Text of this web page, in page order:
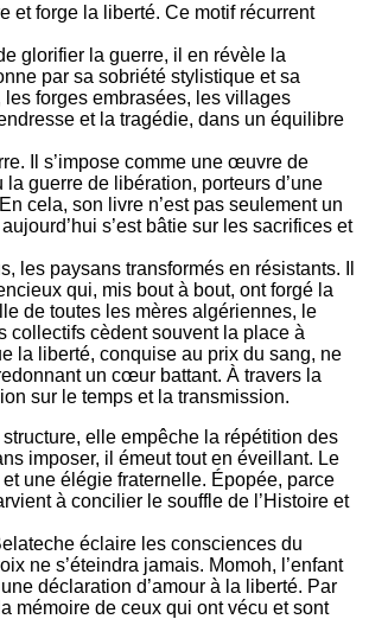
et forge la liberté. Ce motif récurrent
glorifier la guerre, il en révèle la
par sa sobriété stylistique et sa
forges embrasées, les villages
et la tragédie, dans un équilibre
Il s’impose comme une œuvre de
guerre de libération, porteurs d’une
cela, son livre n’est pas seulement un
s’est bâtie sur les sacrifices et
paysans transformés en résistants. Il
qui, mis bout à bout, ont forgé la
de toutes les mères algériennes, le
collectifs cèdent souvent la place à
la liberté, conquise au prix du sang, ne
un cœur battant. À travers la
sur le temps et la transmission.
elle empêche la répétition des
imposer, il émeut tout en éveillant. Le
une élégie fraternelle. Épopée, parce
à concilier le souffle de l’Histoire et
éclaire les consciences du
ne s’éteindra jamais. Momoh, l’enfant
déclaration d’amour à la liberté. Par
mémoire de ceux qui ont vécu et sont